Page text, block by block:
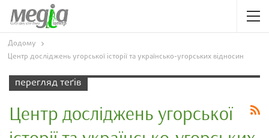
Додому
Центр досліджень угорської історії та українсько-угорських відносин
перегляд теґів
Центр досліджень угорської